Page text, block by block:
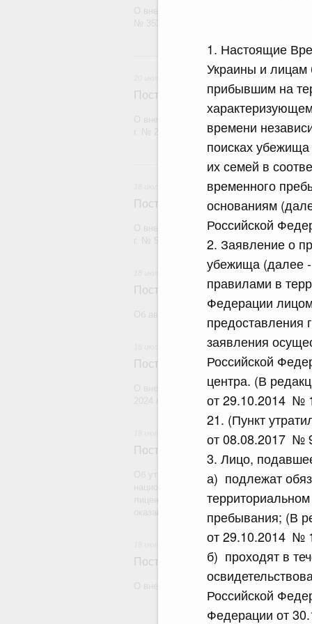
1. Настоящие
Украины и лицам
прибывшим на
времени
поисках
их семей в
временного
основаниям
Российской
2. Заявление о
убежища (далее -
правилами в
Федерации
предоставления
заявления
Российской
центра. (В
от 29.10.2014 №
21. (Пункт
от 08.08.2017 №
3. Лицо,
а) подлежат
пребывания; (В
от 29.10.2014 №
б) проходят в
Российской
Федерации от
О внесении изменения в постановление
20
Постановление Правительства
Постановление Правительства
О внесении изменений в постановление
Постановление Правительства
Постановление Правительства
О внесении изменения в
Постановление Правительства
Об утверждении Правил уведомления
национальной гвардии Российской
лицензию на осуществление частной
оказание сыскных услуг и об окончании
Постановление Правительства
О внесении изменений в некоторые акты